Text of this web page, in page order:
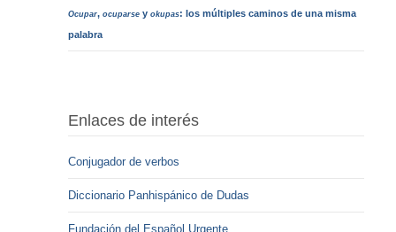
Ocupar,ocuparse yokupas: los múltiples caminos de una misma
palabra
Enlaces de interés
Conjugador de verbos
Diccionario Panhispánico de Dudas
Fundación del Español Urgente